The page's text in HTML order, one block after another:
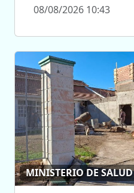
08/08/2026 10:43
MINISTERIO DE SALUD